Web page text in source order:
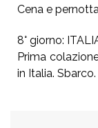
Cena e
8° giorno:
Prima
in Italia.